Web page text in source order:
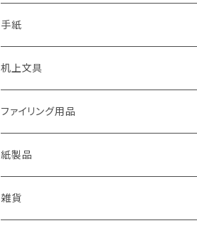
LYRA
rotling
Laufern
EISEN
KOHINOOR
カキノジン
フジワラリツ
kanaexpress
久奈屋
はらぺこめがね
ボールペン
カラーペン
シャープペンシル、芯ホルダー
万年筆
色鉛筆、クレヨン
手紙
ポストカード
ミニカード
便箋、一筆箋
封筒、ポチ袋
机上文具
糊、テープ、テープカッター
ハンコ、スタンプ、スタンプ台
ハサミ、カッター、カッティングマット
ファイリング用品
クリップボード
ファイル、カルトン
紙製品
伝票、領収書、納品書
雑貨